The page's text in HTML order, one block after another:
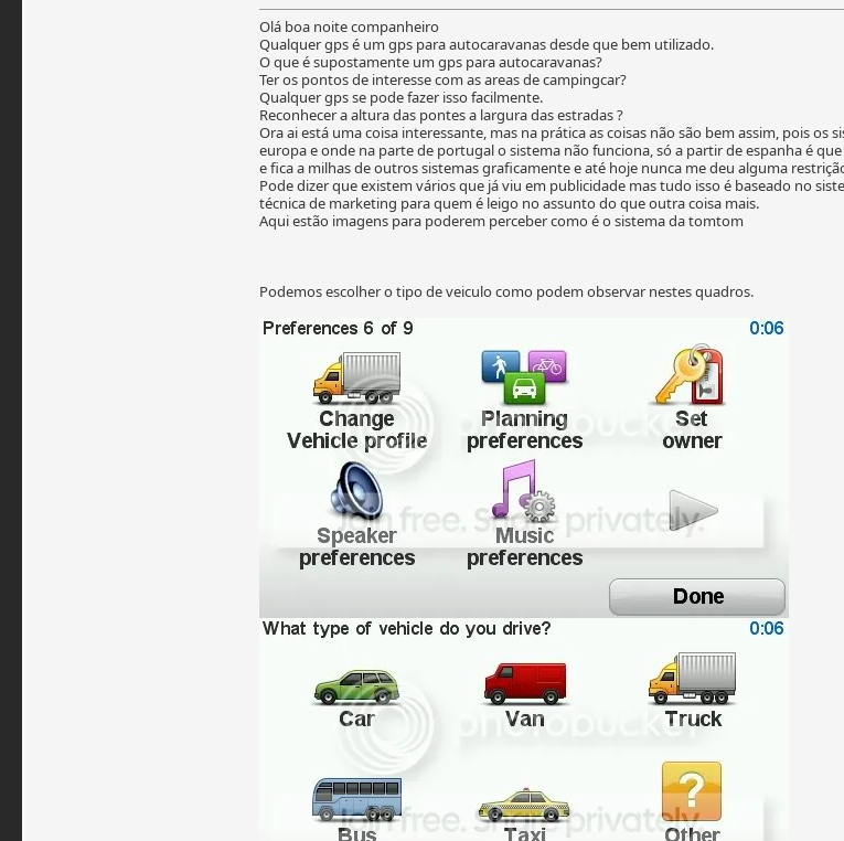
Olá boa noite companheiro
Qualquer gps é um gps para autocaravanas desde que bem utilizado.
O que é supostamente um gps para autocaravanas?
Ter os pontos de interesse com as areas de campingcar?
Qualquer gps se pode fazer isso facilmente.
Reconhecer a altura das pontes a largura das estradas ?
Ora ai está uma coisa interessante, mas na prática as coisas não são bem assim, pois
europa e onde na parte de portugal o sistema não funciona, só a partir de espanha é
e fica a milhas de outros sistemas graficamente e até hoje nunca me deu alguma
Pode dizer que existem vários que já viu em publicidade mas tudo isso é baseado no
técnica de marketing para quem é leigo no assunto do que outra coisa mais.
Aqui estão imagens para poderem perceber como é o sistema da tomtom
Podemos escolher o tipo de veiculo como podem observar nestes quadros.